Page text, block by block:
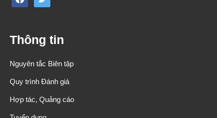
Thông tin
Nguyên tắc Biên tập
Quy trình Đánh giá
Hợp tác, Quảng cáo